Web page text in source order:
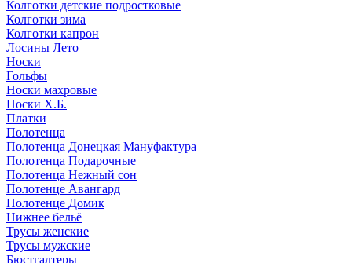
Колготки детские подростковые
Колготки зима
Колготки капрон
Лосины Лето
Носки
Гольфы
Носки махровые
Носки Х.Б.
Платки
Полотенца
Полотенца Донецкая Мануфактура
Полотенца Подарочные
Полотенца Нежный сон
Полотенце Авангард
Полотенце Домик
Нижнее бельё
Трусы женские
Трусы мужские
Бюстгалтеры